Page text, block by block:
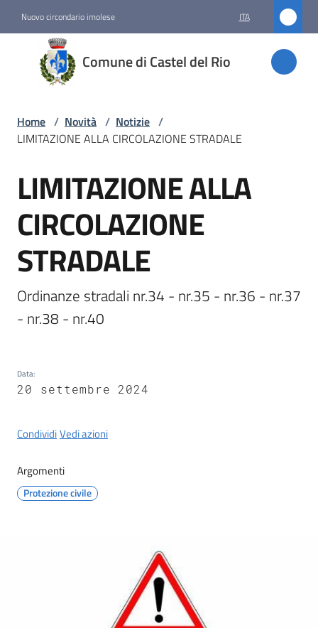
Nuovo circondario imolese ITA
Comune di Castel del Rio
Comune
di
Castel
Amministrazione
Novità
Menu selezionato
Servizi
Vivere
Castel
on-
line
Home / Novità / Notizie /
LIMITAZIONE ALLA CIRCOLAZIONE STRADALE
Salta al contenuto
LIMITAZIONE ALLA
CIRCOLAZIONE
STRADALE
Ordinanze stradali nr.34 - nr.35 - nr.36 - nr.37
- nr.38 - nr.40
Data:
20 settembre 2024
CondividiVedi azioni
Argomenti
Protezione civile